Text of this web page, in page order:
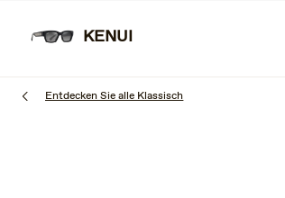
Hauptinhalt
springen
Entdecken Sie alle Klassisch
KENUI